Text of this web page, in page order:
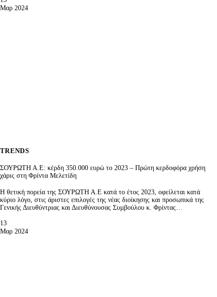
Μαρ 2024
TRENDS
ΣΟΥΡΩΤΗ Α.Ε: κέρδη 350.000 ευρώ το 2023 – Πρώτη κερδοφόρα χρήση
χάρις στη Φρίντα Μελετίδη
Η θετική πορεία της ΣΟΥΡΩΤΗ Α.Ε κατά το έτος 2023, οφείλεται κατά
κύριο λόγο, στις άριστες επιλογές της νέας διοίκησης και προσωπικά της
Γενικής Διευθύντριας και Διευθύνουσας Συµβούλου κ. Φρίντας…
13
Μαρ 2024